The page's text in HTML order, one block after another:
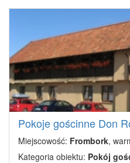
Pokoje gościnne Don
Miejscowość: Frombork,
Kategoria obiektu: Pokój